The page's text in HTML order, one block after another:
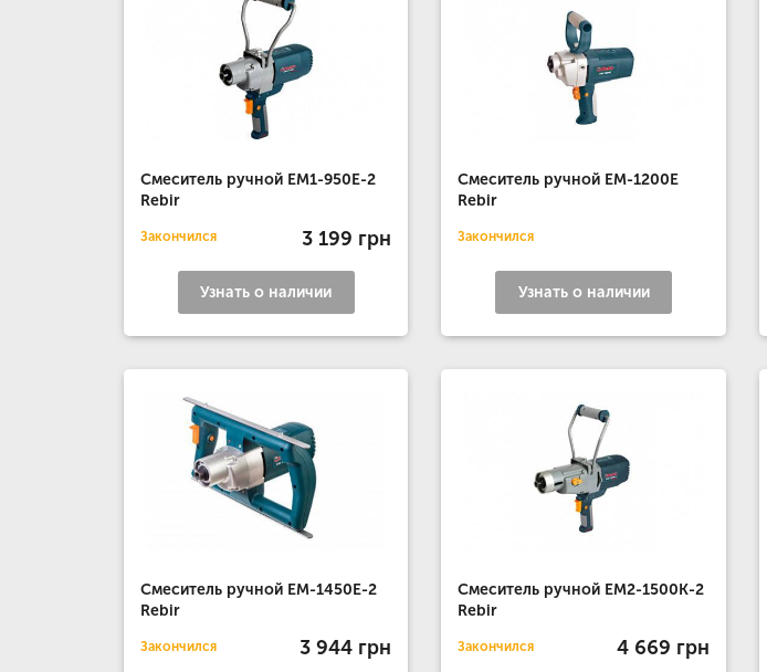
Смеситель ручной EM1-950Е-2
Rebir
Закончился 3 199 грн
Узнать о наличии
Смеситель ручной ЕМ-1200E
Rebir
Закончился
Узнать о наличии
Смеситель ручной EM-1450E-2
Rebir
Закончился 3 944 грн
Смеситель ручной EM2-1500K-2
Rebir
Закончился 4 669 грн